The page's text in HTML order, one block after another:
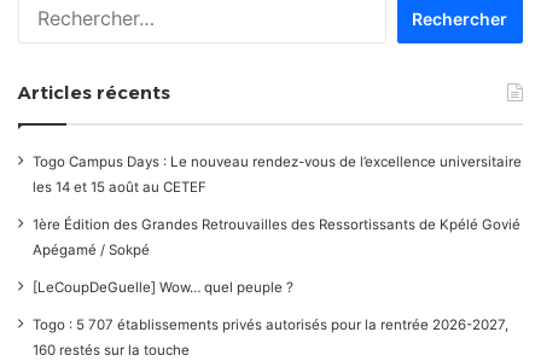
Articles récents
Togo Campus Days : Le nouveau rendez-vous de l’excellence universitaire
les 14 et 15 août au CETEF
1ère Édition des Grandes Retrouvailles des Ressortissants de Kpélé Govié
Apégamé / Sokpé
[LeCoupDeGuelle] Wow… quel peuple ?
Togo : 5 707 établissements privés autorisés pour la rentrée 2026-2027,
160 restés sur la touche